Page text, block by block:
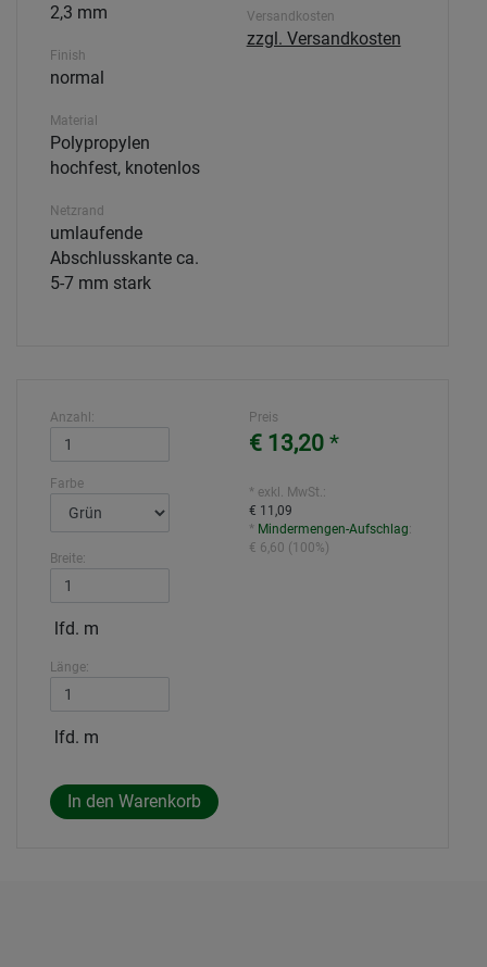
2,3 mm
Finish
normal
Material
Polypropylen
hochfest, knotenlos
Netzrand
umlaufende
Abschlusskante ca.
5-7 mm stark
Versandkosten
zzgl. Versandkosten
Anzahl:
Farbe
Breite:
lfd. m
Länge:
lfd. m
Preis
€ 13,20 *
* exkl. MwSt.:
€ 11,09
* Mindermengen-Aufschlag:
€ 6,60 (100%)